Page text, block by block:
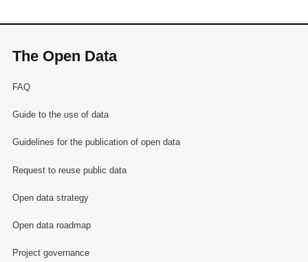
The Open Data
FAQ
Guide to the use of data
Guidelines for the publication of open data
Request to reuse public data
Open data strategy
Open data roadmap
Project governance